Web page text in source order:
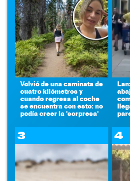
Volvió de una caminata de
cuatro kilómetros y
cuando regresa al coche
se encuentra con esto: no
podía creer la 'sorpresa'
3 4